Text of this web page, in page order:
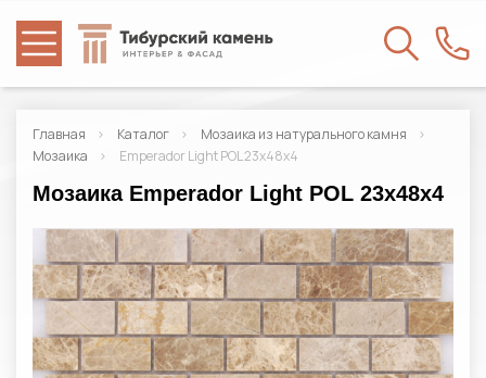
Главная Каталог
Мозаика из натурального камня
Мозаика
Emperador Light POL 23x48x4
Мозаика Emperador Light POL 23x48x4